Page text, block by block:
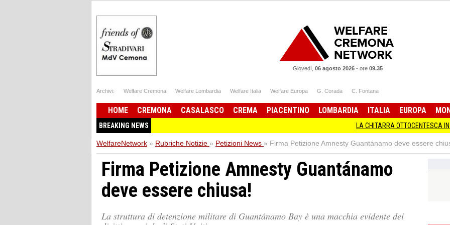
Giovedì, 06 agosto 2026- ore 09.35
Archivi: Welfare Cremona Welfare Lombardia Welfare Italia Welfare Europa G. Corada C. Fontana
HOME CREMONA CASALASCO CREMA PIACENTINO LOMBARDIA ITALIA EUROPA
BREAKING NEWS LA CHITARRA OTTOCENTESCA IN
WelfareNetwork » Rubriche Notizie » Petizioni News » Firma Petizione Amnesty Guantánamo deve essere
Firma Petizione Amnesty Guantánamo
deve essere chiusa!
La struttura di detenzione militare di Guantánamo Bay è una macchia evidente dei